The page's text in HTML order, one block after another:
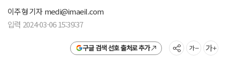
이주형 기자medi@imaeil.com
입력 2024-03-06 15:39:37
구글 검색 선호 출처로 추가